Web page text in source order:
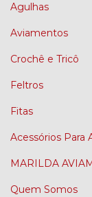
Agulhas
Aviamentos
Crochê e Tricô
Feltros
Fitas
Acessórios Para
MARILDA
Quem Somos